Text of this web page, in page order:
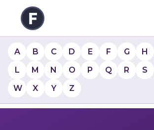
A B C D E F G H
L
M N O P Q R S
W
X Y Z